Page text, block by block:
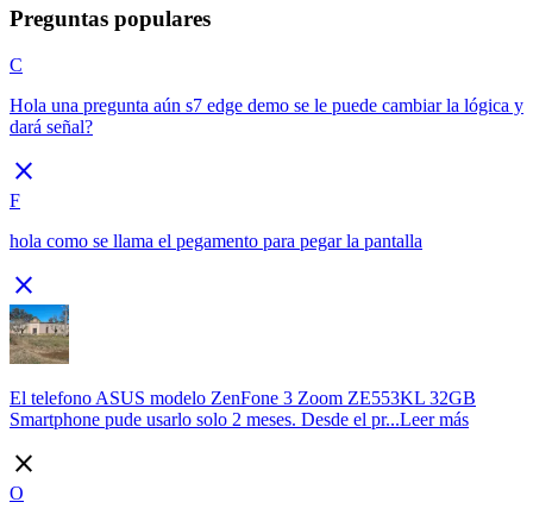
Preguntas populares
C
Hola una pregunta aún s7 edge demo se le puede cambiar la lógica y
dará señal?
close
F
hola como se llama el pegamento para pegar la pantalla
close
El telefono ASUS modelo ZenFone 3 Zoom ZE553KL 32GB
Smartphone pude usarlo solo 2 meses. Desde el pr...Leer más
close
O